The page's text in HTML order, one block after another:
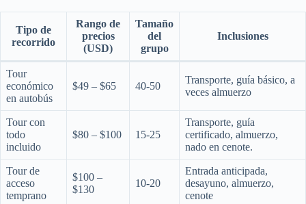
Tipo de
recorrido
Rango de
precios
(USD)
Tamaño
del
grupo
Inclusiones
Tour
económico
en autobús
$49 – $65 40-50
Transporte, guía básico, a
veces almuerzo
Tour con
todo
incluido
$80 – $100 15-25
Transporte, guía
certificado, almuerzo,
nado en cenote.
Tour de
acceso
temprano
$100 –
$130
10-20
Entrada anticipada,
desayuno, almuerzo,
cenote